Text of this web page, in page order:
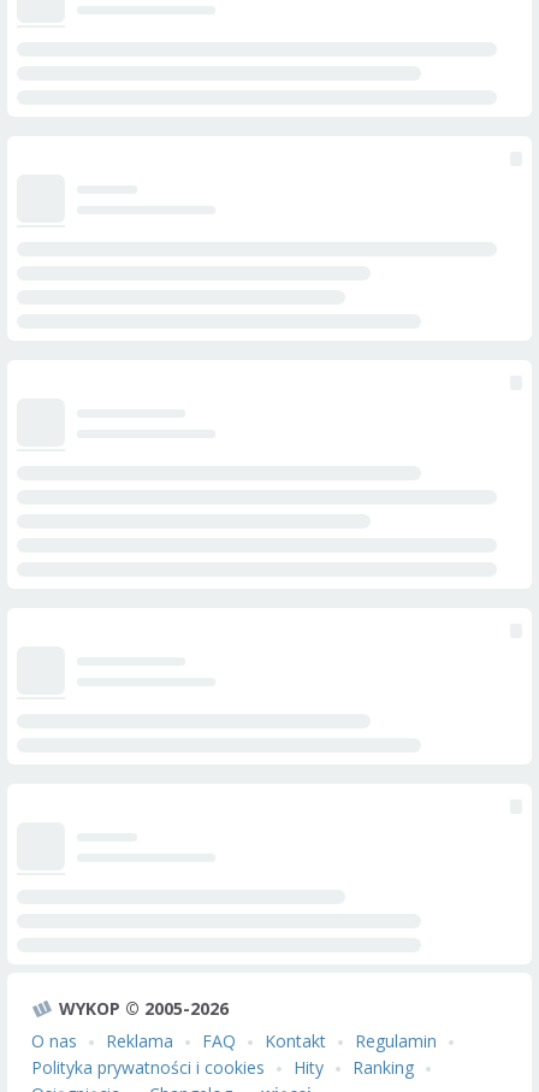
WYKOP © 2005-2026
O nas
Reklama FAQ Kontakt
Regulamin
Polityka prywatności i cookies
Hity
Ranking